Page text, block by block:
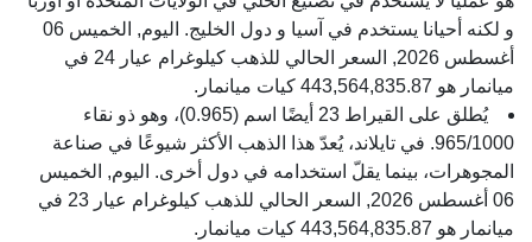
و لكنه أحيانا يستخدم في آسيا و دول الخليج. اليوم, الخميس 06
أغسطس 2026, السعر الحالي للذهب كيلوغرام عيار 24 في
ميانمار هو 443,564,835.87 كيات ميانمار.
يُطلق على القيراط 23 أيضًا اسم (0.965)، وهو ذو نقاء
965/1000. في تايلاند، يُعدّ هذا الذهب الأكثر شيوعًا في صناعة
المجوهرات، بينما يقلّ استخدامه في دول أخرى. اليوم, الخميس
06 أغسطس 2026, السعر الحالي للذهب كيلوغرام عيار 23 في
ميانمار هو 443,564,835.87 كيات ميانمار.